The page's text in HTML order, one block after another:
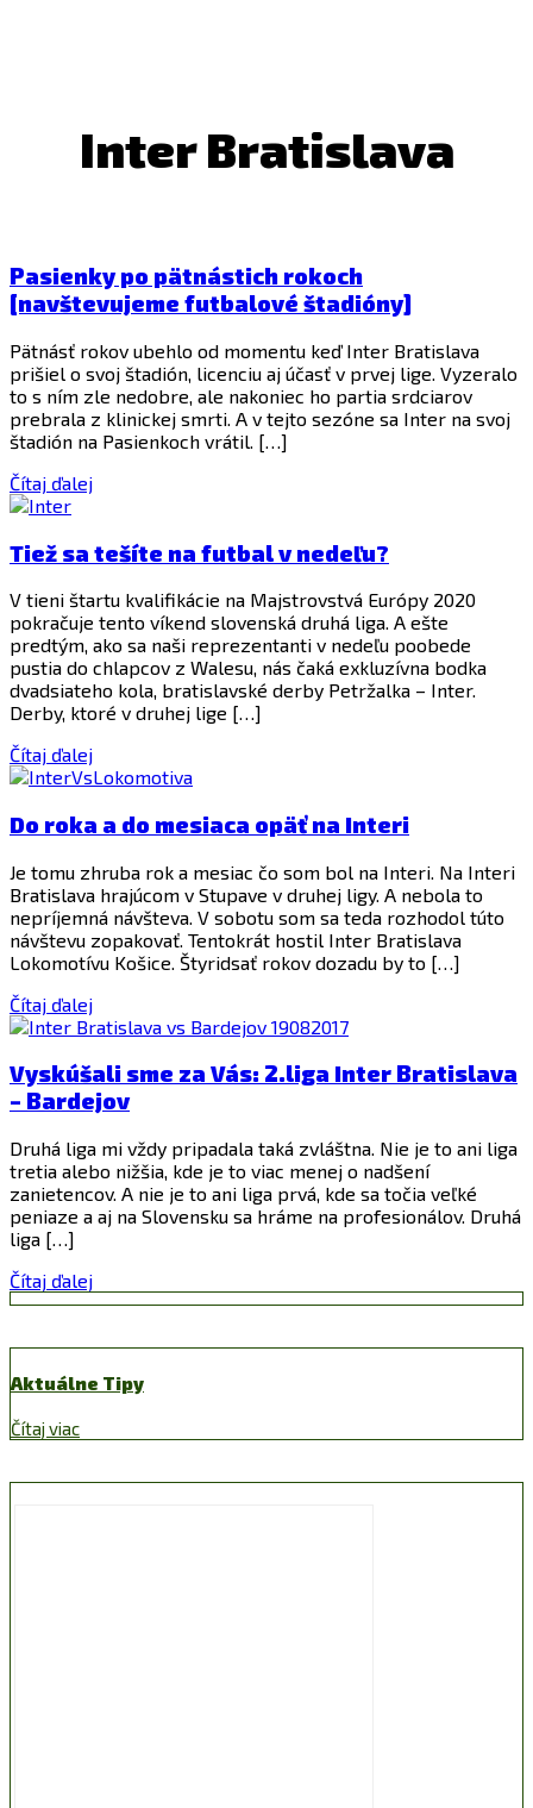
Inter Bratislava
Pasienky po pätnástich rokoch
[navštevujeme futbalové štadióny]
Pätnásť rokov ubehlo od momentu keď Inter Bratislava
prišiel o svoj štadión, licenciu aj účasť v prvej lige. Vyzeralo
to s ním zle nedobre, ale nakoniec ho partia srdciarov
prebrala z klinickej smrti. A v tejto sezóne sa Inter na svoj
štadión na Pasienkoch vrátil. […]
Čítaj ďalej
Tiež sa tešíte na futbal v nedeľu?
V tieni štartu kvalifikácie na Majstrovstvá Európy 2020
pokračuje tento víkend slovenská druhá liga. A ešte
predtým, ako sa naši reprezentanti v nedeľu poobede
pustia do chlapcov z Walesu, nás čaká exkluzívna bodka
dvadsiateho kola, bratislavské derby Petržalka – Inter.
Derby, ktoré v druhej lige […]
Čítaj ďalej
Do roka a do mesiaca opäť na Interi
Je tomu zhruba rok a mesiac čo som bol na Interi. Na Interi
Bratislava hrajúcom v Stupave v druhej ligy. A nebola to
nepríjemná návšteva. V sobotu som sa teda rozhodol túto
návštevu zopakovať. Tentokrát hostil Inter Bratislava
Lokomotívu Košice. Štyridsať rokov dozadu by to […]
Čítaj ďalej
Vyskúšali sme za Vás: 2.liga Inter Bratislava
– Bardejov
Druhá liga mi vždy pripadala taká zvláštna. Nie je to ani liga
tretia alebo nižšia, kde je to viac menej o nadšení
zanietencov. A nie je to ani liga prvá, kde sa točia veľké
peniaze a aj na Slovensku sa hráme na profesionálov. Druhá
liga […]
Čítaj ďalej
Aktuálne Tipy
Čítaj viac